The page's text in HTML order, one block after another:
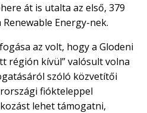
át is utalta az első, 379
Energy-nek.
az volt, hogy a Glodeni
régión kívül” valósult volna
szóló közvetítői
fiókteleppel
lehet támogatni,